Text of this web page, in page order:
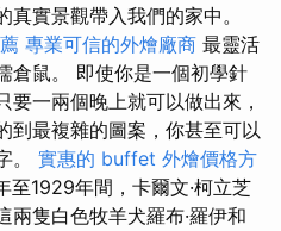
實景觀帶入我們的家中。
專業可信的外燴廠商 最靈活
倉鼠。 即使你是一個初學針
一兩個晚上就可以做出來，
到最複雜的圖案，你甚至可以
。 實惠的 buffet 外燴價格方
至1929年間，卡爾文·柯立芝
兩隻白色牧羊犬羅布·羅伊和